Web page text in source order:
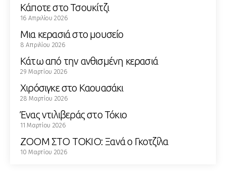
Κάποτε στο Τσουκίτζι
16 Απριλίου 2026
Μια κερασιά στο μουσείο
8 Απριλίου 2026
Κάτω από την ανθισμένη κερασιά
29 Μαρτίου 2026
Χιρόσιγκε στο Καουασάκι
28 Μαρτίου 2026
Ένας ντιλιβεράς στο Τόκιο
11 Μαρτίου 2026
ZOOM ΣΤΟ ΤΟΚΙΟ: Ξανά ο Γκοτζίλα
10 Μαρτίου 2026